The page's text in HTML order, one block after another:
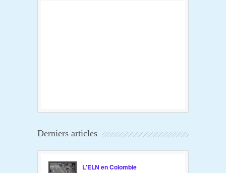
Derniers articles
L'ELN en Colombie